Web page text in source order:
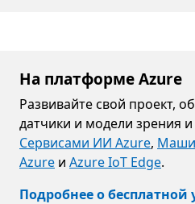
На платформе Azure
Развивайте свой проект,
датчики и модели зрения
Сервисами ИИ Azure,
Azure и Azure IoT Edge.
Подробнее о бесплатной